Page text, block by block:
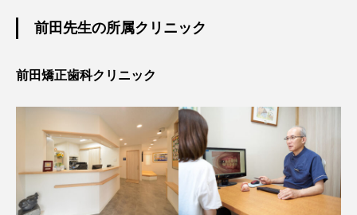
前田先生の所属クリニック
前田矯正歯科クリニック